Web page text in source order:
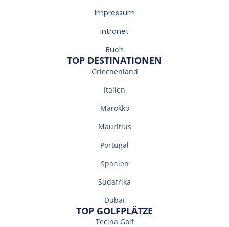
Impressum
Intranet
Buch
TOP DESTINATIONEN
Griechenland
Italien
Marokko
Mauritius
Portugal
Spanien
Südafrika
Dubai
TOP GOLFPLÄTZE
Tecina Golf